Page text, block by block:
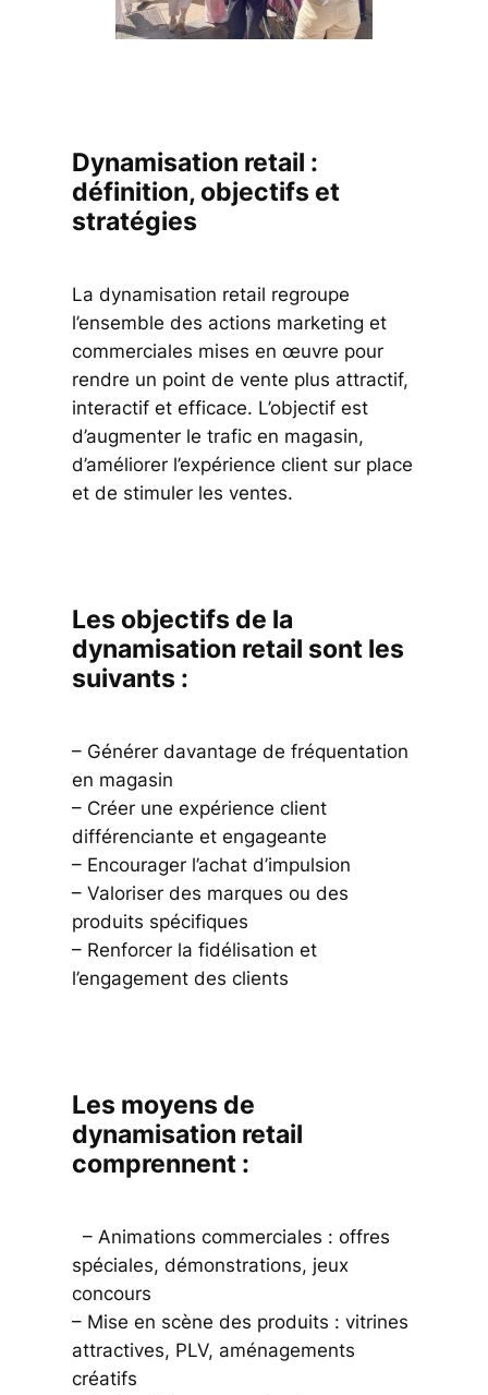
Dynamisation retail :
définition, objectifs et
stratégies
La dynamisation retail regroupe
l’ensemble des actions marketing et
commerciales mises en œuvre pour
rendre un point de vente plus attractif,
interactif et efficace. L’objectif est
d’augmenter le trafic en magasin,
d’améliorer l’expérience client sur place
et de stimuler les ventes.
Les objectifs de la
dynamisation retail sont les
suivants :
– Générer davantage de fréquentation
en magasin
– Créer une expérience client
différenciante et engageante
– Encourager l’achat d’impulsion
– Valoriser des marques ou des
produits spécifiques
– Renforcer la fidélisation et
l’engagement des clients
Les moyens de
dynamisation retail
comprennent :
– Animations commerciales : offres
spéciales, démonstrations, jeux
concours
– Mise en scène des produits : vitrines
attractives, PLV, aménagements
créatifs